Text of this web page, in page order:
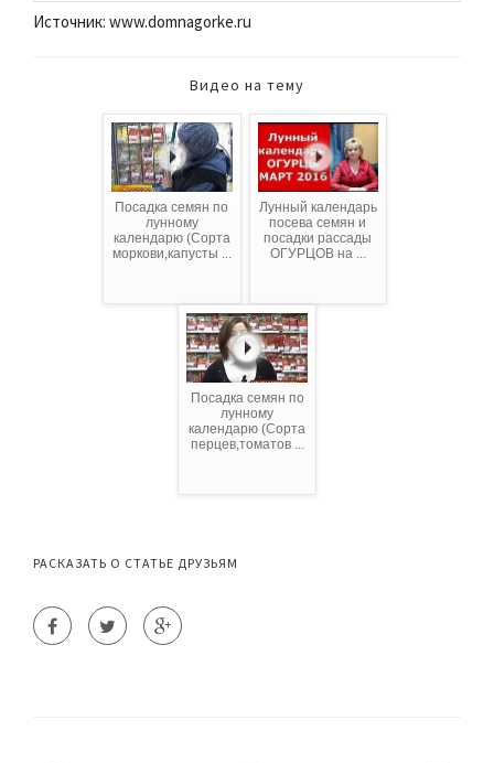
Источник: www.domnagorke.ru
Видео на тему
Посадка семян по
лунному
календарю (Сорта
моркови,капусты ...
Лунный календарь
посева семян и
посадки рассады
ОГУРЦОВ на ...
Посадка семян по
лунному
календарю (Сорта
перцев,томатов ...
РАСКАЗАТЬ О СТАТЬЕ ДРУЗЬЯМ